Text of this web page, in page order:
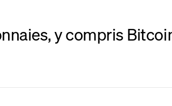
y compris